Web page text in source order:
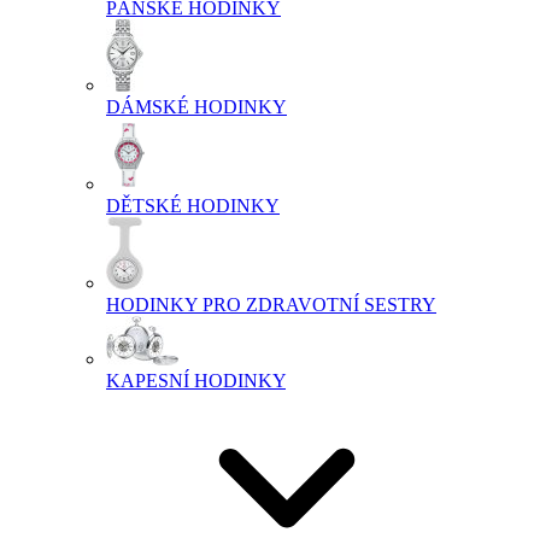
PÁNSKÉ HODINKY
DÁMSKÉ HODINKY
DĚTSKÉ HODINKY
HODINKY PRO ZDRAVOTNÍ SESTRY
KAPESNÍ HODINKY